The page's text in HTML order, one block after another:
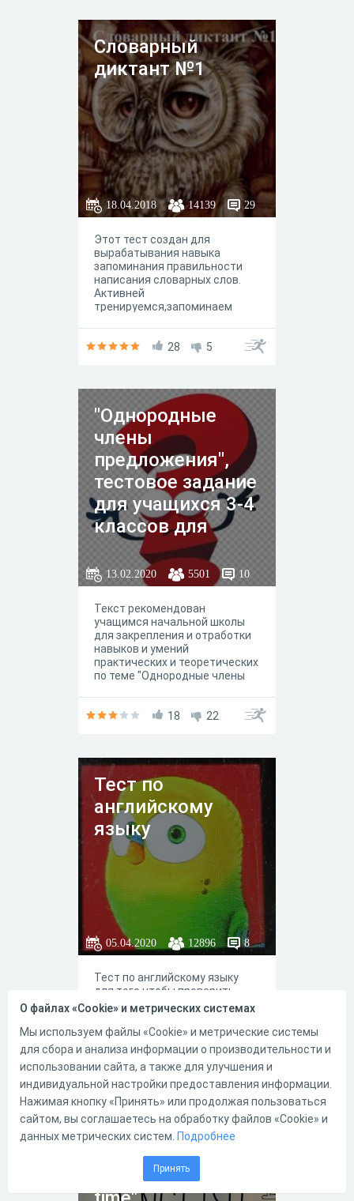
Словарный
диктант №1
18.04.2018 14139 29
Этот тест создан для
вырабатывания навыка
запоминания правильности
написания словарных слов.
Активней
тренируемся,запоминаем
28
5
"Однородные
члены
предложения",
тестовое задание
для учащихся 3-4
классов для
любого УМК
начальной
школы.
13.02.2020 5501 10
Текст рекомендован
учащимся начальной школы
для закрепления и отработки
навыков и умений
практических и теоретических
по теме "Однородные члены
18 22
Тест по
английскому
языку
05.04.2020 12896 8
Тест по английскому языку
для того,чтобы проверить
знания по предмету.
32 47
Тест "We are
having a great
О файлах «Cookie» и метрических системах
Мы используем файлы «Cookie» и метрические системы
для сбора и анализа информации о производительности и
использовании сайта, а также для улучшения и
индивидуальной настройки предоставления информации.
Нажимая кнопку «Принять» или продолжая пользоваться
сайтом, вы соглашаетесь на обработку файлов «Cookie» и
данных метрических систем. Подробнее
Принять